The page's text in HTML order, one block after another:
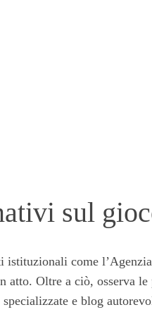
sul
istituzionali come
Oltre a ciò, osserva
e blog